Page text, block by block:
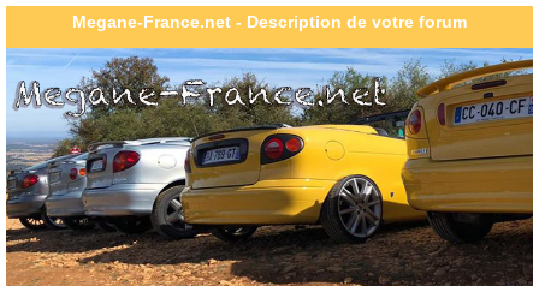
Megane-France.net - Description de votre forum